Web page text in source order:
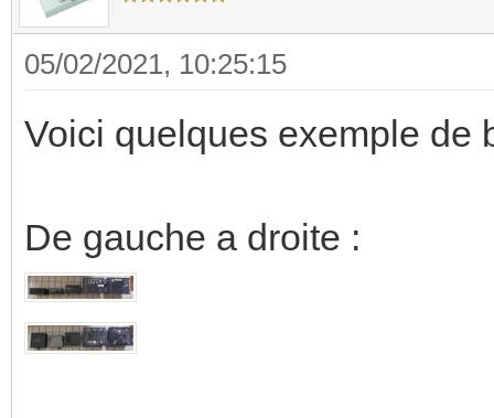
05/02/2021, 10:25:15
Voici quelques exemple de
De gauche a droite :